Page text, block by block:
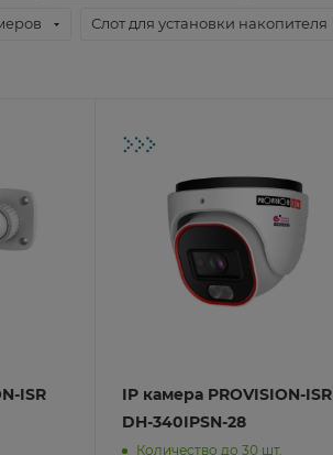
Слот для установки накопителя
ISR
IP камера PROVISION-ISR
DH-340IPSN-28
Количество до 30 шт.
экранов